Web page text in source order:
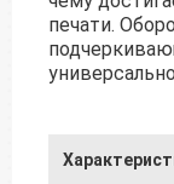
печати.